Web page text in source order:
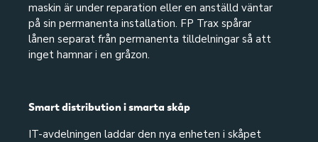
maskin är under reparation eller en anställd väntar
på sin permanenta installation. FP Trax spårar
lånen separat från permanenta tilldelningar så att
inget hamnar i en gråzon.
Smart distribution i smarta skåp
IT-avdelningen laddar den nya enheten i skåpet